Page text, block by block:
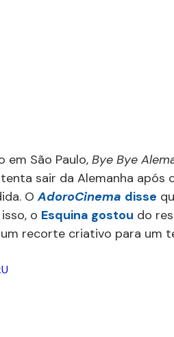
em São Paulo, Bye Bye
sair da Alemanha após
O AdoroCinema disse
o Esquina gostou do
recorte criativo para um